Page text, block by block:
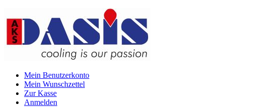
Mein Benutzerkonto
Mein Wunschzettel
Zur Kasse
Anmelden